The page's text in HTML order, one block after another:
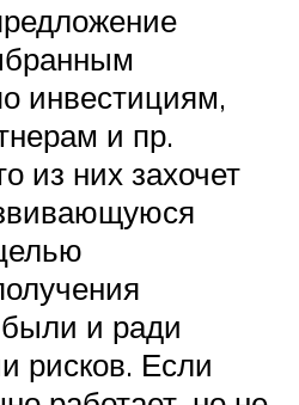
инвестициям,
и пр.
из них захочет
и ради
рисков. Если